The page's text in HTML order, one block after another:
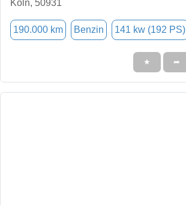
Köln, 50931
190.000 km Benzin 141 kw (192 PS)
★ ➦